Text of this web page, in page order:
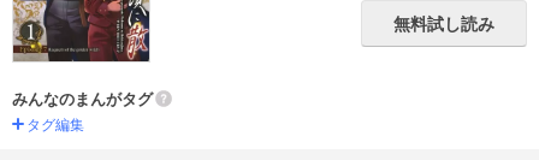
無料試し読み
みんなのまんがタグ
タグ編集